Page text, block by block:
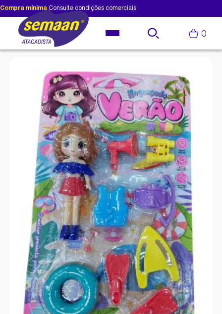
Compra mínima Consulte condições comerciais
0